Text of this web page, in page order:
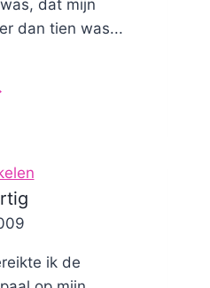
dat mijn
dan tien was...
ik de